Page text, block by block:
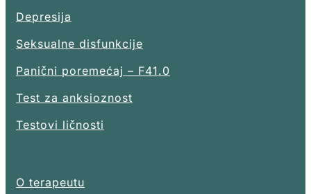
Depresija
Seksualne disfunkcije
Panični poremećaj – F41.0
Test za anksioznost
Testovi ličnosti
O terapeutu